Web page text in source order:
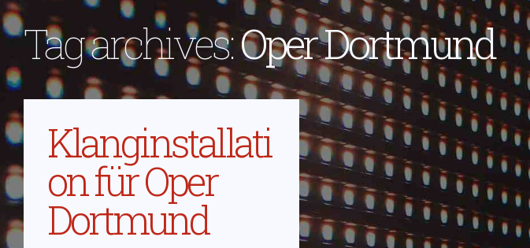
Tag archives:Oper Dortmund
Klanginstallati
on für Oper
Dortmund